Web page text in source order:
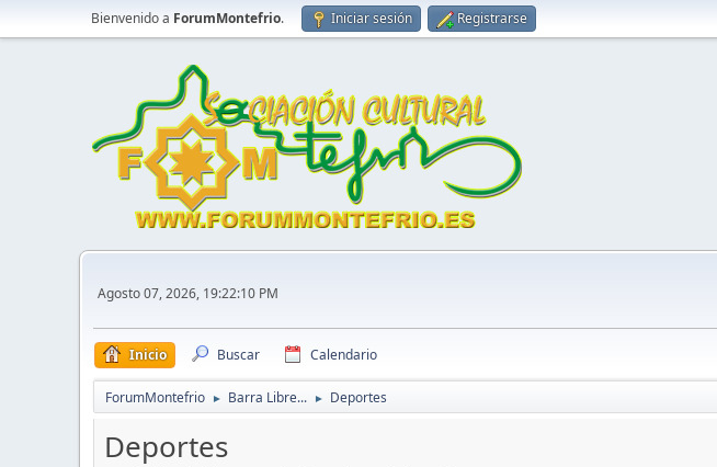
Bienvenido a ForumMontefrio. Iniciar sesión Registrarse
Agosto 07, 2026, 19:22:10 PM
Inicio Buscar Calendario
ForumMontefrio ► Barra Libre... ► Deportes
Deportes